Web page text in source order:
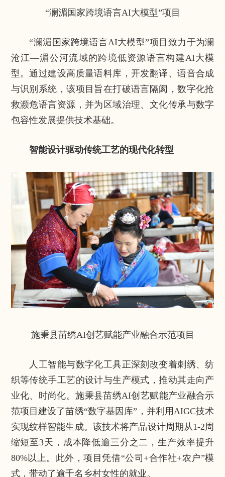
“澜湄国家跨境语言AI大模型”项目
“澜湄国家跨境语言AI大模型”项目致力于为澜
沧江—湄公河流域的跨境低资源语言构建AI大模
型。通过建设高质量语料库，开发翻译、语音合成
与识别系统，该项目旨在打破语言隔阂，数字化抢
救濒危语言资源，并为区域治理、文化传承与数字
包容性发展提供技术基础。
智能设计驱动传统工艺的现代化转型
施秉县苗绣AI创艺赋能产业融合示范项目
人工智能与数字化工具正深刻改变着刺绣、纺
织等传统手工艺的设计与生产模式，推动其走向产
业化、时尚化。施秉县苗绣AI创艺赋能产业融合示
范项目建设了苗绣“数字基因库”，并利用AIGC技术
实现纹样智能生成。该技术将产品设计周期从1-2周
缩短至3天，成本降低逾三分之二，生产效率提升
80%以上。此外，项目凭借“公司+合作社+农户”模
式，带动了逾千名乡村女性的就业。